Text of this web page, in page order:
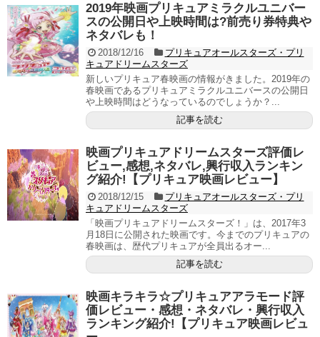
2019年映画プリキュアミラクルユニバー
スの公開日や上映時間は?前売り券特典や
ネタバレも！
2018/12/16
プリキュアオールスターズ・プリ
キュアドリームスターズ
新しいプリキュア春映画の情報がきました。2019年の
春映画であるプリキュアミラクルユニバースの公開日
や上映時間はどうなっているのでしょうか？...
記事を読む
映画プリキュアドリームスターズ評価レ
ビュー,感想,ネタバレ,興行収入ランキン
グ紹介!【プリキュア映画レビュー】
2018/12/15
プリキュアオールスターズ・プリ
キュアドリームスターズ
「映画プリキュアドリームスターズ！」は、2017年3
月18日に公開された映画です。今までのプリキュアの
春映画は、歴代プリキュアが全員出るオー...
記事を読む
映画キラキラ☆プリキュアアラモード評
価レビュー・感想・ネタバレ・興行収入
ランキング紹介!【プリキュア映画レビュ